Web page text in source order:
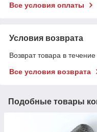
Все условия оплаты
Условия возврата
Возврат товара в
Все условия возврата
Подобные товары